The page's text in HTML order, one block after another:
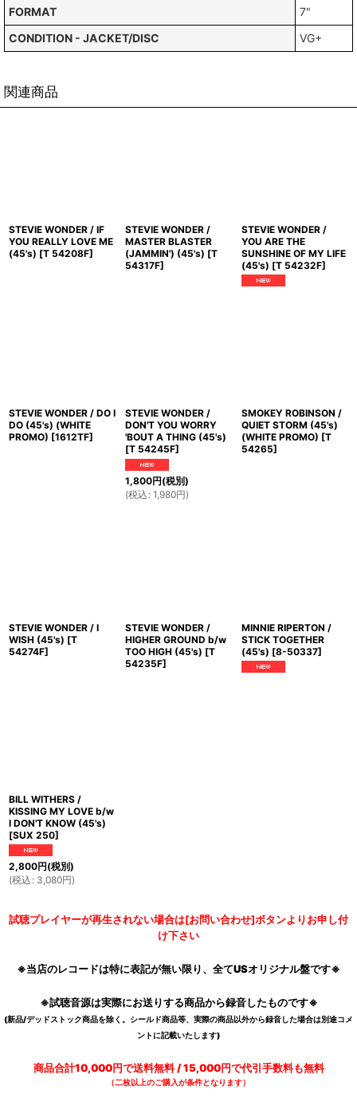
FORMAT
7"
CONDITION - JACKET/DISC
VG+
関連商品
STEVIE WONDER / IF
YOU REALLY LOVE ME
(45's) [T 54208F]
STEVIE WONDER /
MASTER BLASTER
(JAMMIN') (45's) [T
54317F]
STEVIE WONDER /
YOU ARE THE
SUNSHINE OF MY LIFE
(45's) [T 54232F]
STEVIE WONDER / DO I
DO (45's) (WHITE
PROMO) [1612TF]
STEVIE WONDER /
DON'T YOU WORRY
'BOUT A THING (45's)
[T 54245F]
1,800円(税別)
(税込 : 1,980円)
SMOKEY ROBINSON /
QUIET STORM (45's)
(WHITE PROMO) [T
54265]
STEVIE WONDER / I
WISH (45's) [T
54274F]
STEVIE WONDER /
HIGHER GROUND b/w
TOO HIGH (45's) [T
54235F]
MINNIE RIPERTON /
STICK TOGETHER
(45's) [8-50337]
BILL WITHERS /
KISSING MY LOVE b/w
I DON'T KNOW (45's)
[SUX 250]
2,800円(税別)
(税込 : 3,080円)
試聴プレイヤーが再生されない場合は[お問い合わせ]ボタンよりお申し付
け下さい
※当店のレコードは特に表記が無い限り、全てUSオリジナル盤です※
※試聴音源は実際にお送りする商品から録音したものです※
(新品/デッドストック商品を除く。シールド商品等、実際の商品以外から録音した場合は別途コメ
ントに記載いたします)
商品合計10,000円で送料無料 / 15,000円で代引手数料も無料
（二枚以上のご購入が条件となります）